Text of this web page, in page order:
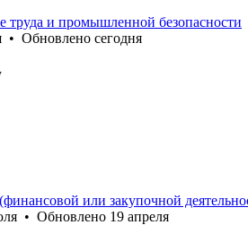
труда и промышленной безопасности
• Обновлено сегодня
или закупочной
• Обновлено 19 апреля